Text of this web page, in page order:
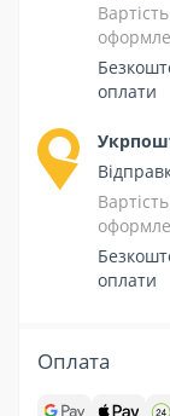
оплати
оплати
Оплата